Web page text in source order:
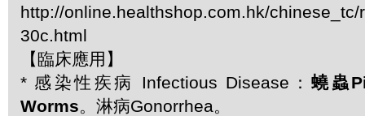
http://online.healthshop.com.hk/
30c.html
【臨床應用】
* 感染性疾病 Infectious Disease：蟯蟲
Worms。淋病Gonorrhea。